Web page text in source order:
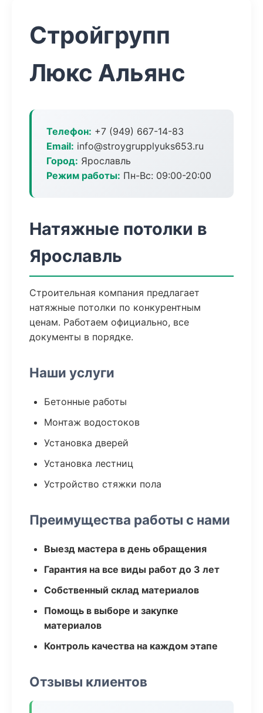
Стройгрупп
Люкс Альянс
Телефон: +7 (949) 667-14-83
Email: info@stroygrupplyuks653.ru
Город: Ярославль
Режим работы: Пн-Вс: 09:00-20:00
Натяжные потолки в
Ярославль
Строительная компания предлагает
натяжные потолки по конкурентным
ценам. Работаем официально, все
документы в порядке.
Наши услуги
Бетонные работы
Монтаж водостоков
Установка дверей
Установка лестниц
Устройство стяжки пола
Преимущества работы с нами
Выезд мастера в день обращения
Гарантия на все виды работ до 3 лет
Собственный склад материалов
Помощь в выборе и закупке
материалов
Контроль качества на каждом этапе
Отзывы клиентов